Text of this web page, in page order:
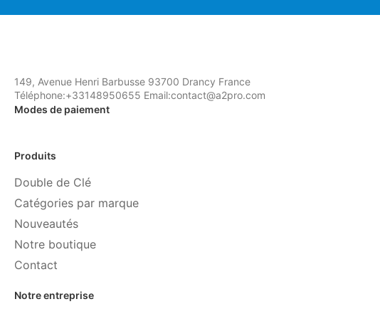
149, Avenue Henri Barbusse 93700 Drancy France
Téléphone:+33148950655 Email:contact@a2pro.com
Modes de paiement
Produits
Double de Clé
Catégories par marque
Nouveautés
Notre boutique
Contact
Notre entreprise